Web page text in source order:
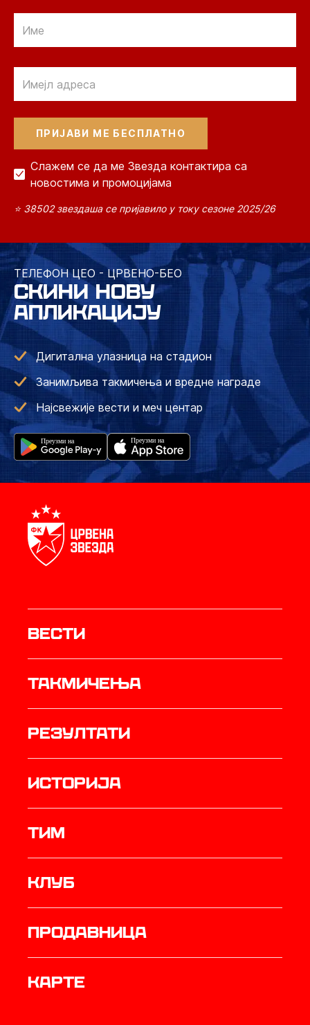
Слажем се да ме Звезда контактира са
новостима и промоцијама
⭐ 38502 звездаша се пријавило у току сезоне 2025/26
ТЕЛЕФОН ЦЕО - ЦРВЕНО-БЕО
СКИНИ НОВУ
АПЛИКАЦИЈУ
Дигитална улазница на стадион
Занимљива такмичења и вредне награде
Најсвежије вести и меч центар
Вести
Такмичења
резултати
историја
ТИМ
Клуб
продавница
Карте